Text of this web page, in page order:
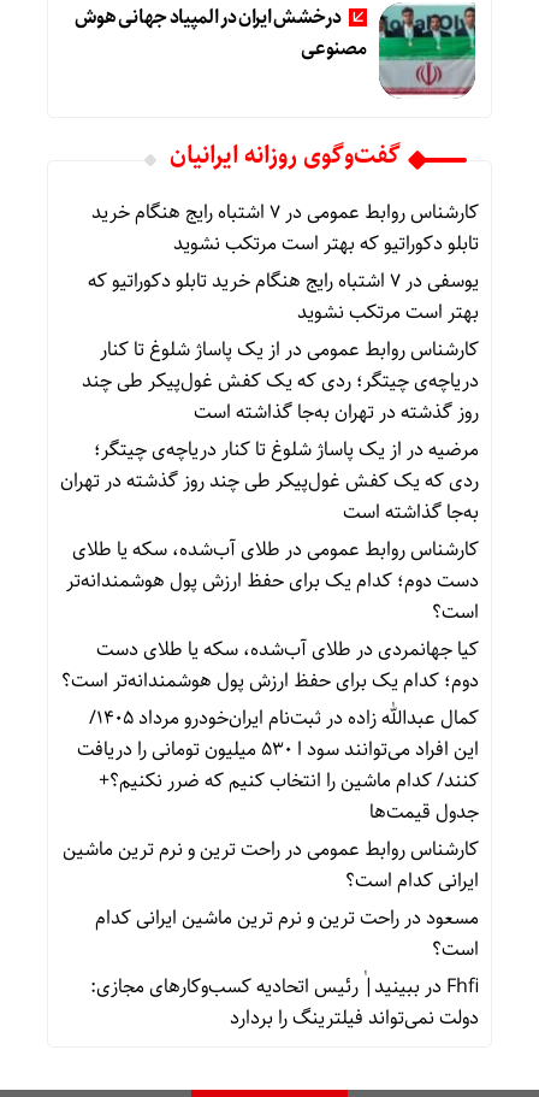
درخشش ایران در المپیاد جهانی هوش
مصنوعی
گفت‌وگوی روزانه ایرانیان
کارشناس روابط عمومیدر
۷ اشتباه رایج هنگام خرید
تابلو دکوراتیو که بهتر است مرتکب نشوید
یوسفیدر
۷ اشتباه رایج هنگام خرید تابلو دکوراتیو که
بهتر است مرتکب نشوید
کارشناس روابط عمومیدر از یک پاساژ شلوغ تا کنار
دریاچه‌ی چیتگر؛ ردی که یک کفش غول‌پیکر طی چند
روز گذشته در تهران به‌جا گذاشته است
مرضیهدر از یک پاساژ شلوغ تا کنار دریاچه‌ی چیتگر؛
ردی که یک کفش غول‌پیکر طی چند روز گذشته در تهران
به‌جا گذاشته است
کارشناس روابط عمومیدر طلای آب‌شده، سکه یا طلای
دست دوم؛ کدام یک برای حفظ ارزش پول هوشمندانه‌تر
است؟
کیا جهانمردیدر طلای آب‌شده، سکه یا طلای دست
دوم؛ کدام یک برای حفظ ارزش پول هوشمندانه‌تر است؟
کمال عبدالله زادهدر
ثبت‌نام ایران‌خودرو مرداد ۱۴۰۵/
این افراد می‌توانند سود ا ۵۳۰ میلیون تومانی را دریافت
کنند/ کدام ماشین را انتخاب کنیم که ضرر نکنیم؟+
جدول قیمت‌ها
کارشناس روابط عمومیدرراحت ترین و نرم ترین ماشین
ایرانی کدام است؟
مسعوددرراحت ترین و نرم ترین ماشین ایرانی کدام
است؟
Fhfiدر ببینید| ٰرئیس اتحادیه کسب‌وکارهای مجازی:
دولت نمی‌تواند فیلترینگ را بردارد